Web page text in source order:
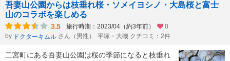
吾妻山公園からは枝垂れ桜・ソメイヨシノ・大島桜と富士
山のコラボを楽しめる
3.5 旅行時期：2023/04（約3年前）
0
by ドクターキムル さん（男性） 平塚・大磯 クチコミ：2件
二宮町にある吾妻山公園は桜の季節になると枝垂れ